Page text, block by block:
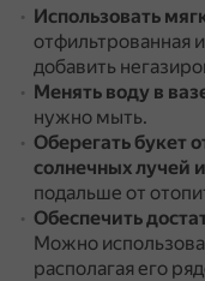
Использовать
отфильтрованная
добавить
Менять воду в
нужно мыть.
Оберегать букет
солнечных лучей
подальше от
Обеспечить
Можно
располагая его